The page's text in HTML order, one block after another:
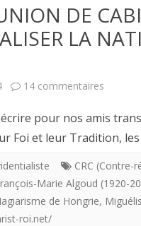
OU
DE
LA
14 commentaires
Volto.
DE
pour nos amis
Foi et leur Tradition,
CRC (Contre-
Marie Algoud (1920-
de Hongrie,
roi.net/